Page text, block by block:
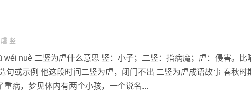
虐 竖
wéi nuè 二竖为虐什么意思 竖：小子；二竖：指病魔；虐：侵害。比
句或示例 他这段时间二竖为虐，闭门不出 二竖为虐成语故事 春秋时
重病，梦见体内有两个小孩，一个说名...